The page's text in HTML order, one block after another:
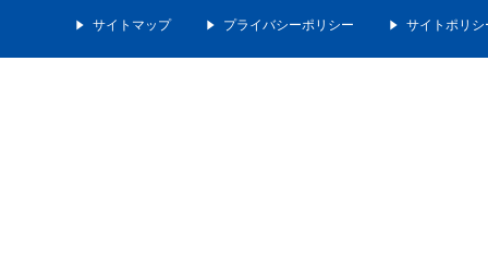
サイトマップ プライバシーポリシー サイトポリシ